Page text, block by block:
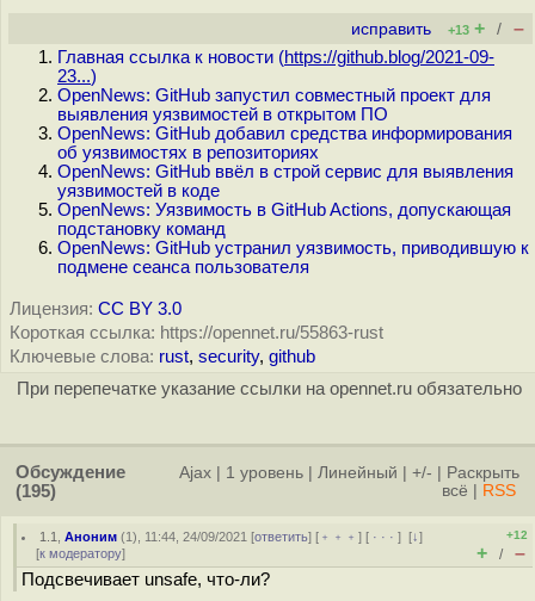
исправить +13 + / –
Главная ссылка к новости (https://github.blog/2021-09-
23...)
OpenNews: GitHub запустил совместный проект для
выявления уязвимостей в открытом ПО
OpenNews: GitHub добавил средства информирования
об уязвимостях в репозиториях
OpenNews: GitHub ввёл в строй сервис для выявления
уязвимостей в коде
OpenNews: Уязвимость в GitHub Actions, допускающая
подстановку команд
OpenNews: GitHub устранил уязвимость, приводившую к
подмене сеанса пользователя
Лицензия: CC BY 3.0
Короткая ссылка: https://opennet.ru/55863-rust
Ключевые слова: rust, security, github
При перепечатке указание ссылки на opennet.ru обязательно
Обсуждение
(195)
Ajax 1 уровень Линейный +/-
Раскрыть
всё
RSS
1.1 ,Аноним (1), 11:44, 24/09/2021 [ответить] [ ﹢﹢﹢] [ · · ·][↓]
[к модератору]
+12
+ / –
Подсвечивает unsafe, что-ли?